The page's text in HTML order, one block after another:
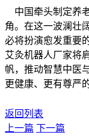
中国牵头制定养
角。在这一波澜壮
必将扮演愈发重要
艾灸机器人厂家将
帆，推动智慧中医
更健康、更有尊严
返回列表
上一篇 下一篇